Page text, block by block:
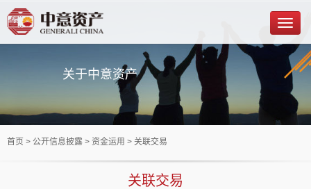
关于中意资产
首页 > 公开信息披露 > 资金运用 > 关联交易
关联交易